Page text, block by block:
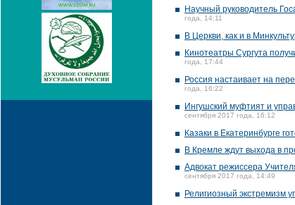
Научный руководитель
года, 14:11
В Церкви, как и в
Кинотеатры Сургута
года, 17:44
Россия настаивает на
года, 16:22
Ингушский муфтият и
сентября 2017 года, 16:12
Казаки в Екатеринбурге
В Кремле ждут выхода в
Адвокат режиссера
сентября 2017 года, 14:49
Религиозный экстремизм